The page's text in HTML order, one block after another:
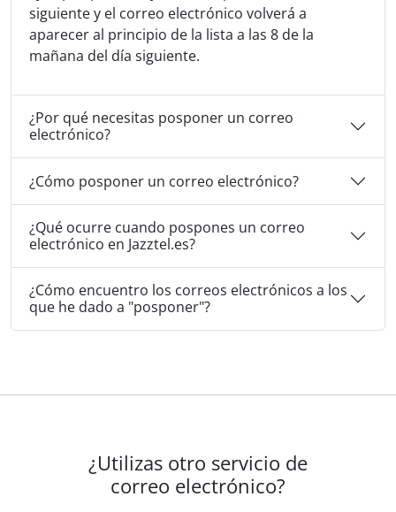
siguiente y el correo electrónico volverá a
aparecer al principio de la lista a las 8 de la
mañana del día siguiente.
¿Por qué necesitas posponer un correo
electrónico?
¿Cómo posponer un correo electrónico?
¿Qué ocurre cuando pospones un correo
electrónico en Jazztel.es?
¿Cómo encuentro los correos electrónicos a los
que he dado a "posponer"?
¿Utilizas otro servicio de
correo electrónico?